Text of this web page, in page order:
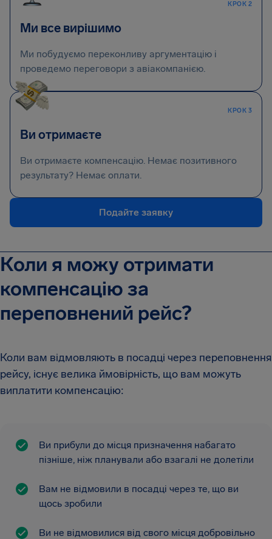
КРОК 2
Ми все вирішимо
Ми побудуємо переконливу аргументацію і
проведемо переговори з авіакомпанією.
КРОК 3
Ви отримаєте
Ви отримаєте компенсацію. Немає позитивного
результату? Немає оплати.
Подайте заявку
Коли я можу отримати
компенсацію за
переповнений рейс?
Коли вам відмовляють в посадці через переповнення
рейсу, існує велика ймовірність, що вам можуть
виплатити компенсацію:
Ви прибули до місця призначення набагато
пізніше, ніж планували або взагалі не долетіли
Вам не відмовили в посадці через те, що ви
щось зробили
Ви не відмовилися від свого місця добровільно